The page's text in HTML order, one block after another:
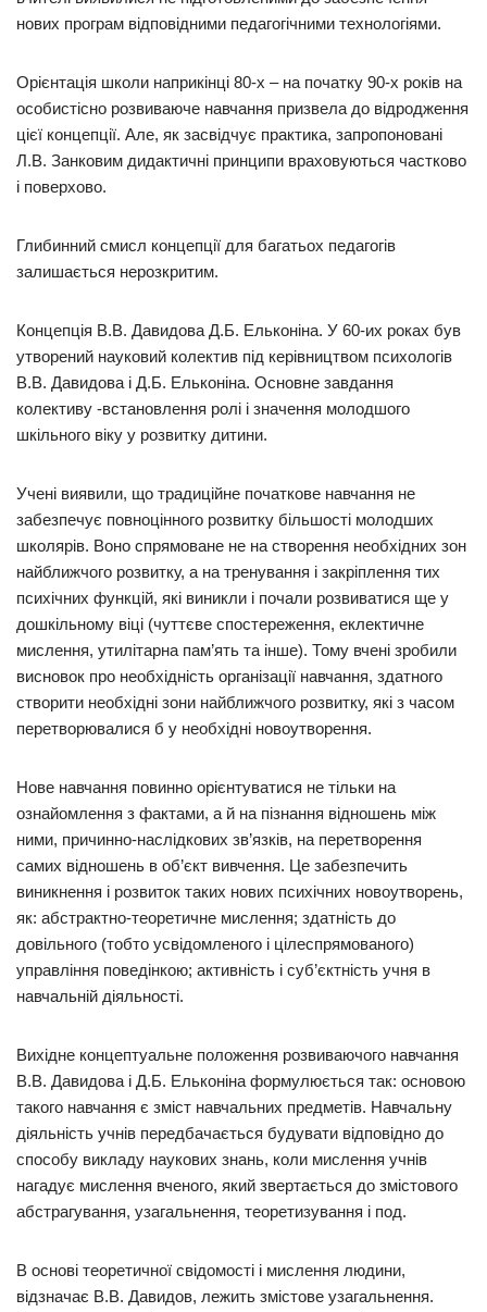
нових програм відповідними педагогічними технологіями.
Орієнтація школи наприкінці 80-х – на початку 90-х років на
особистісно розвиваюче навчання призвела до відродження
цієї концепції. Але, як засвідчує практика, запропоновані
Л.В. Занковим дидактичні принципи враховуються частково
і поверхово.
Глибинний смисл концепції для багатьох педагогів
залишається нерозкритим.
Концепція В.В. Давидова Д.Б. Ельконіна. У 60-их роках був
утворений науковий колектив під керівництвом психологів
В.В. Давидова і Д.Б. Ельконіна. Основне завдання
колективу -встановлення ролі і значення молодшого
шкільного віку у розвитку дитини.
Учені виявили, що традиційне початкове навчання не
забезпечує повноцінного розвитку більшості молодших
школярів. Воно спрямоване не на створення необхідних зон
найближчого розвитку, а на тренування і закріплення тих
психічних функцій, які виникли і почали розвиватися ще у
дошкільному віці (чуттєве спостереження, еклектичне
мислення, утилітарна пам’ять та інше). Тому вчені зробили
висновок про необхідність організації навчання, здатного
створити необхідні зони найближчого розвитку, які з часом
перетворювалися б у необхідні новоутворення.
Нове навчання повинно орієнтуватися не тільки на
ознайомлення з фактами, а й на пізнання відношень між
ними, причинно-наслідкових зв’язків, на перетворення
самих відношень в об’єкт вивчення. Це забезпечить
виникнення і розвиток таких нових психічних новоутворень,
як: абстрактно-теоретичне мислення; здатність до
довільного (тобто усвідомленого і цілеспрямованого)
управління поведінкою; активність і суб’єктність учня в
навчальній діяльності.
Вихідне концептуальне положення розвиваючого навчання
В.В. Давидова і Д.Б. Ельконіна формулюється так: основою
такого навчання є зміст навчальних предметів. Навчальну
діяльність учнів передбачається будувати відповідно до
способу викладу наукових знань, коли мислення учнів
нагадує мислення вченого, який звертається до змістового
абстрагування, узагальнення, теоретизування і под.
В основі теоретичної свідомості і мислення людини,
відзначає В.В. Давидов, лежить змістове узагальнення.